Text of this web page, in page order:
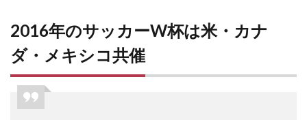
2016年のサッカーW杯は米・カナ
ダ・メキシコ共催